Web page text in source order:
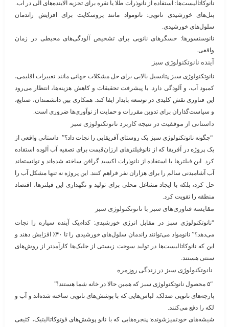
نانوکاتالیست‌ها: استفاده از نانوذرات طلا یا نقره برای تجزیه آلاینده‌های آلی در آب.
پنل‌های خورشیدی نانویی: نانومواد مانند پروسکایت برای افزایش راندمان
سلول‌های خورشیدی.
نانوسنسورها: حسگرهای نانویی برای تشخیص آلودگی‌های محیطی در زمان
واقعی.
آینده نانوتکنولوژی سبز
نانوتکنولوژی سبز پتانسیل بالایی برای حل مشکلات جهانی مانند تغییرات اقلیمی،
کمبود آب، و آلودگی دارد. با پیشرفت تحقیقات و کاهش هزینه‌ها، انتظار می‌رود
این فناوری نقش کلیدی در توسعه پایدار ایفا کند. همکاری بین دانشمندان، صنایع،
و سیاست‌گذاران برای تدوین مقررات و حمایت از نوآوری‌ها ضروری است.
داستانی از موفقیت در نتیجه کاربرد نانوتکنولوژی سبز
“چگونه نانوتکنولوژی سبز یک روستای آفریقایی را نجات داد؟” داستانی واقعی از
یک پروژه در آفریقا که از نانوفیلترهای ارزان‌قیمت برای تصفیه آب آلوده استفاده
کرد. این فیلترها با استفاده از نانوذرات اکسید گرافن ساخته شده‌اند و توانسته‌اند
آب آشامیدنی سالم را برای هزاران نفر فراهم کنند. این پروژه نه تنها مشکل آب را
حل کرد، بلکه با ایجاد مشاغل محلی برای تولید و نگهداری این فیلترها، اقتصاد
منطقه را تقویت کرد.
مقایسه فناوری‌های سبز با نانوتکنولوژی سبز
“نانوتکنولوژی سبز در مقابل انرژی خورشیدی: کدام‌یک آینده سیاره را نجات
می‌دهد؟”
نانومواد می‌توانند راندمان سلول‌های خورشیدی را تا ۴۰٪ افزایش دهند و
این که نانوکاتالیست‌ها در تولید سوخت زیستی از جلبک‌ها کارآمدتر از روش‌های
سنتی هستند.
نانوتکنولوژی سبز در زندگی روزمره
“۵ محصول نانوتکنولوژی سبز که همین حالا در خانه شما هستند!”
پارچه‌های نانویی ضدلک: لباس‌هایی که با پوشش‌های نانویی ساخته شده‌اند و آب و
لکه را دفع می‌کنند.
شیشه‌های خودتمیزشونده: پنجره‌هایی که با نانو پوشش‌های فوتوکاتالیتیک، کثیفی